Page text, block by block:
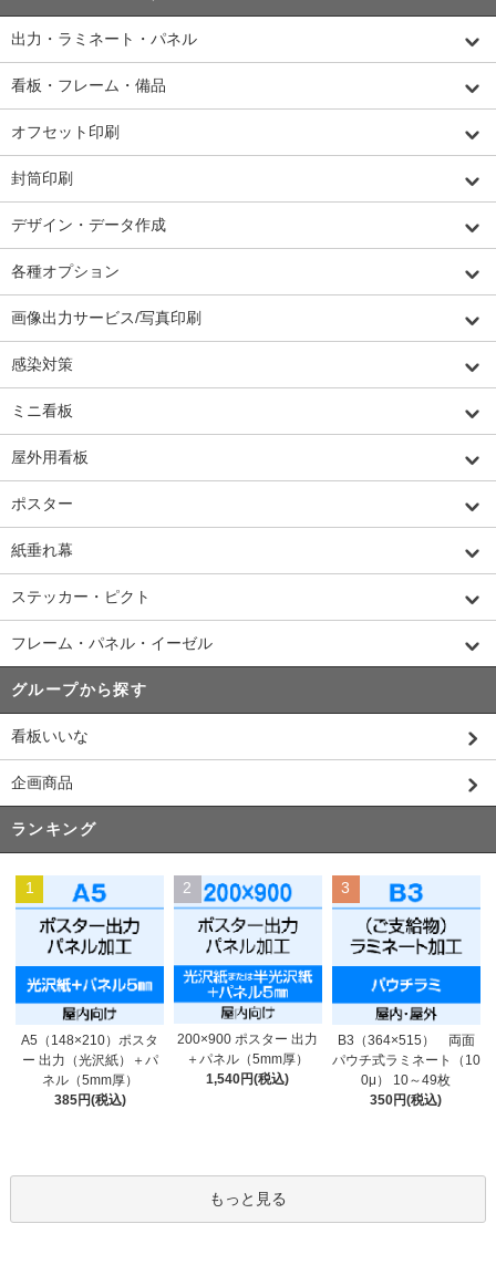
出力・ラミネート・パネル
看板・フレーム・備品
オフセット印刷
封筒印刷
デザイン・データ作成
各種オプション
画像出力サービス/写真印刷
感染対策
ミニ看板
屋外用看板
ポスター
紙垂れ幕
ステッカー・ピクト
フレーム・パネル・イーゼル
グループから探す
看板いいな
企画商品
ランキング
1
A5（148×210）ポスタ
ー 出力（光沢紙）＋パ
ネル（5mm厚）
385円(税込)
2
200×900 ポスター 出力
＋パネル（5mm厚）
1,540円(税込)
3
B3（364×515） 両面
パウチ式ラミネート（10
0μ） 10～49枚
350円(税込)
もっと見る